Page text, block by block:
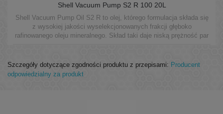
Shell Vacuum Pump S2 R 100 20L
Shell Vacuum Pump Oil S2 R to olej, którego formulacja składa się
z wysokiej jakości wyselekcjonowanych frakcji głęboko
rafinowanego oleju mineralnego. Skład taki daje niską prężność par
Szczegóły dotyczące zgodności produktu z przepisami: Producent
odpowiedzialny za produkt